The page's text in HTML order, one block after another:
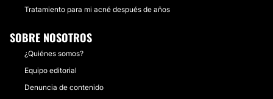
Tratamiento para mi acné después de años
SOBRE NOSOTROS
¿Quiénes somos?
Equipo editorial
Denuncia de contenido